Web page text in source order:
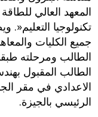
‬المعهد العالي
تكنولوجيا التعليم‮«.
جميع الكليات
الطالب ومرحلته
الطالب المقبول
الاعدادي في مقر
الرئيسي بالجيزة‮.